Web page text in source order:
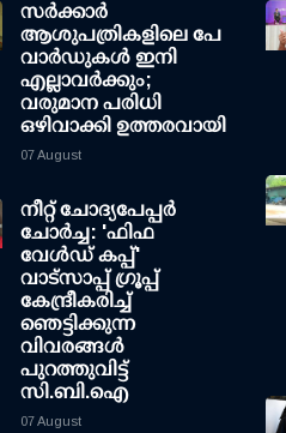
സര്‍ക്കാര്‍
ആശുപത്രികളിലെ പേ
വാര്‍ഡുകള്‍ ഇനി
എല്ലാവര്‍ക്കും;
വരുമാന പരിധി
ഒഴിവാക്കി ഉത്തരവായി
07 August
നീറ്റ് ചോദ്യപേപ്പര്‍
ചോര്‍ച്ച: 'ഫിഫ
വേള്‍ഡ് കപ്പ്'
വാട്സാപ്പ് ഗ്രൂപ്പ്
കേന്ദ്രീകരിച്ച്
ഞെട്ടിക്കുന്ന
വിവരങ്ങള്‍
പുറത്തുവിട്ട്
സി.ബി.ഐ
07 August